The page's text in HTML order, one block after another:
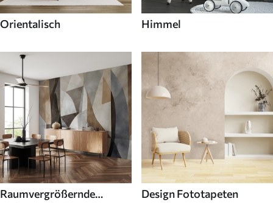
Orientalisch Himmel
Raumvergrößernde
Design Fototapeten